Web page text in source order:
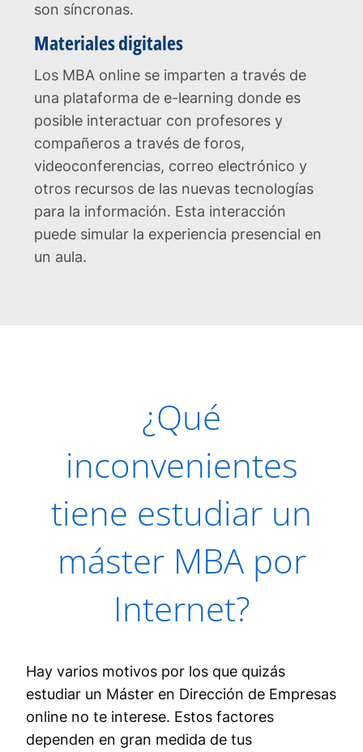
son síncronas.
Materiales digitales
Los MBA online se imparten a través de
una plataforma de e-learning donde es
posible interactuar con profesores y
compañeros a través de foros,
videoconferencias, correo electrónico y
otros recursos de las nuevas tecnologías
para la información. Esta interacción
puede simular la experiencia presencial en
un aula.
¿Qué
inconvenientes
tiene estudiar un
máster MBA por
Internet?
Hay varios motivos por los que quizás
estudiar un Máster en Dirección de Empresas
online no te interese. Estos factores
dependen en gran medida de tus